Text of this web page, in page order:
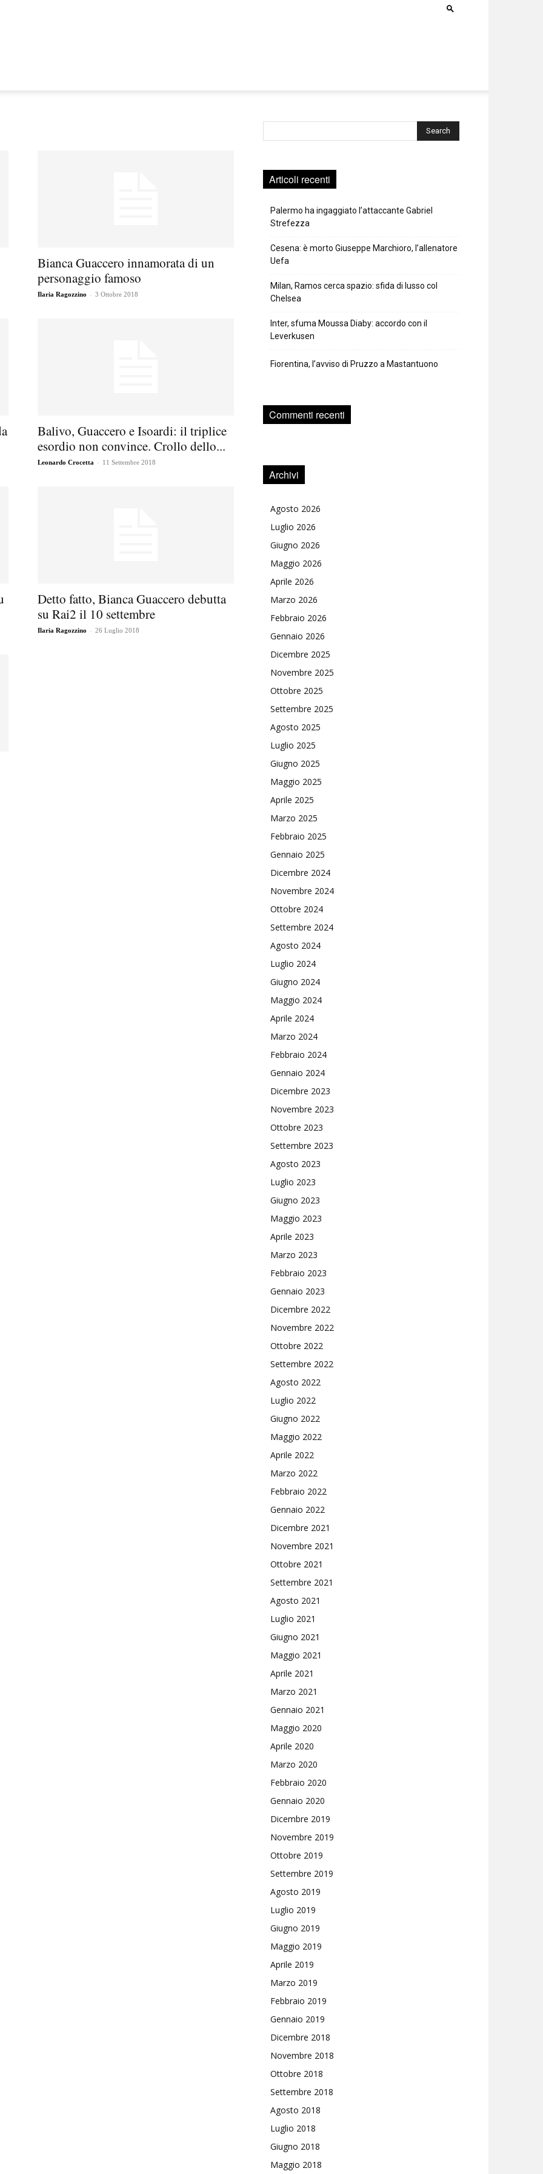
Bianca Guaccero innamorata di un
personaggio famoso
Ilaria Ragozzino - 3 Ottobre 2018
Balivo, Guaccero e Isoardi: il triplice
esordio non convince. Crollo dello...
Leonardo Crocetta - 11 Settembre 2018
Detto fatto, Bianca Guaccero debutta
su Rai2 il 10 settembre
Ilaria Ragozzino - 26 Luglio 2018
Articoli recenti
Palermo ha ingaggiato l’attaccante Gabriel
Strefezza
Cesena: è morto Giuseppe Marchioro, l’allenatore
Uefa
Milan, Ramos cerca spazio: sfida di lusso col
Chelsea
Inter, sfuma Moussa Diaby: accordo con il
Leverkusen
Fiorentina, l’avviso di Pruzzo a Mastantuono
Commenti recenti
Archivi
Agosto 2026
Luglio 2026
Giugno 2026
Maggio 2026
Aprile 2026
Marzo 2026
Febbraio 2026
Gennaio 2026
Dicembre 2025
Novembre 2025
Ottobre 2025
Settembre 2025
Agosto 2025
Luglio 2025
Giugno 2025
Maggio 2025
Aprile 2025
Marzo 2025
Febbraio 2025
Gennaio 2025
Dicembre 2024
Novembre 2024
Ottobre 2024
Settembre 2024
Agosto 2024
Luglio 2024
Giugno 2024
Maggio 2024
Aprile 2024
Marzo 2024
Febbraio 2024
Gennaio 2024
Dicembre 2023
Novembre 2023
Ottobre 2023
Settembre 2023
Agosto 2023
Luglio 2023
Giugno 2023
Maggio 2023
Aprile 2023
Marzo 2023
Febbraio 2023
Gennaio 2023
Dicembre 2022
Novembre 2022
Ottobre 2022
Settembre 2022
Agosto 2022
Luglio 2022
Giugno 2022
Maggio 2022
Aprile 2022
Marzo 2022
Febbraio 2022
Gennaio 2022
Dicembre 2021
Novembre 2021
Ottobre 2021
Settembre 2021
Agosto 2021
Luglio 2021
Giugno 2021
Maggio 2021
Aprile 2021
Marzo 2021
Gennaio 2021
Maggio 2020
Aprile 2020
Marzo 2020
Febbraio 2020
Gennaio 2020
Dicembre 2019
Novembre 2019
Ottobre 2019
Settembre 2019
Agosto 2019
Luglio 2019
Giugno 2019
Maggio 2019
Aprile 2019
Marzo 2019
Febbraio 2019
Gennaio 2019
Dicembre 2018
Novembre 2018
Ottobre 2018
Settembre 2018
Agosto 2018
Luglio 2018
Giugno 2018
Maggio 2018